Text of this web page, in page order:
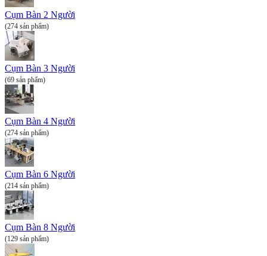
Cụm Bàn 2 Người
(274 sản phẩm)
Cụm Bàn 3 Người
(69 sản phẩm)
Cụm Bàn 4 Người
(274 sản phẩm)
Cụm Bàn 6 Người
(214 sản phẩm)
Cụm Bàn 8 Người
(129 sản phẩm)